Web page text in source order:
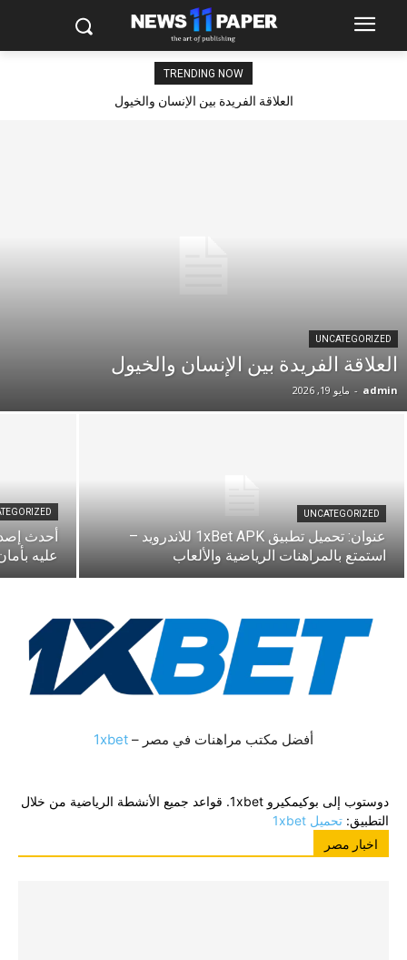
TRENDING NOW
العلاقة الفريدة بين الإنسان والخيول
UNCATEGORIZED
العلاقة الفريدة بين الإنسان والخيول
admin
- مايو 19, 2026
UNCATEGORIZED
عنوان: تحميل تطبيق 1xBet APK للاندرويد –
استمتع بالمراهنات الرياضية والألعاب
عليه
أفضل مكتب مراهنات في مصر – 1xbet
دوستوب إلى بوكيمكيرو 1xbet. قواعد جميع الأنشطة الرياضية من خلال
التطبيق: تحميل 1xbet
اخبار مصر